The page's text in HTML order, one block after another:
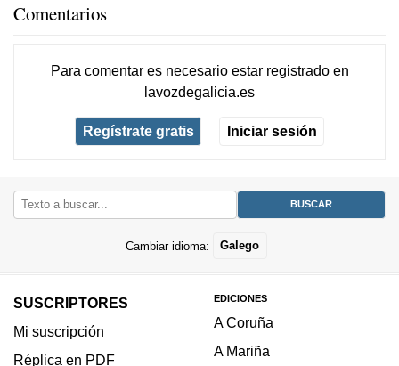
Comentarios
Para comentar es necesario estar registradoen
lavozdegalicia.es
Regístrate gratis Iniciar sesión
Cambiar idioma: Galego
SUSCRIPTORES
Mi suscripción
Réplica en PDF
EDICIONES
A Coruña
A Mariña